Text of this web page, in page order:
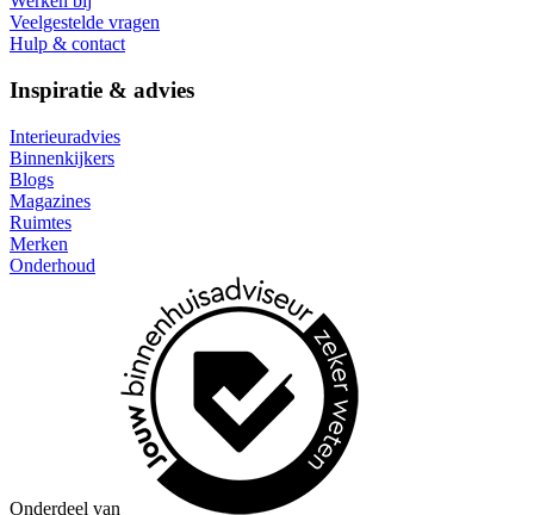
Veelgestelde vragen
Hulp & contact
Inspiratie & advies
Interieuradvies
Binnenkijkers
Blogs
Magazines
Ruimtes
Merken
Onderhoud
Onderdeel van